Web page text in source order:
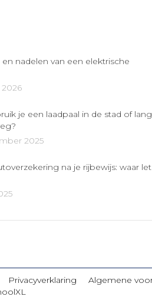
nadelen van een elektrische
je een laadpaal in de stad of
2025
na je rijbewijs: waar
Privacyverklaring
Algemene